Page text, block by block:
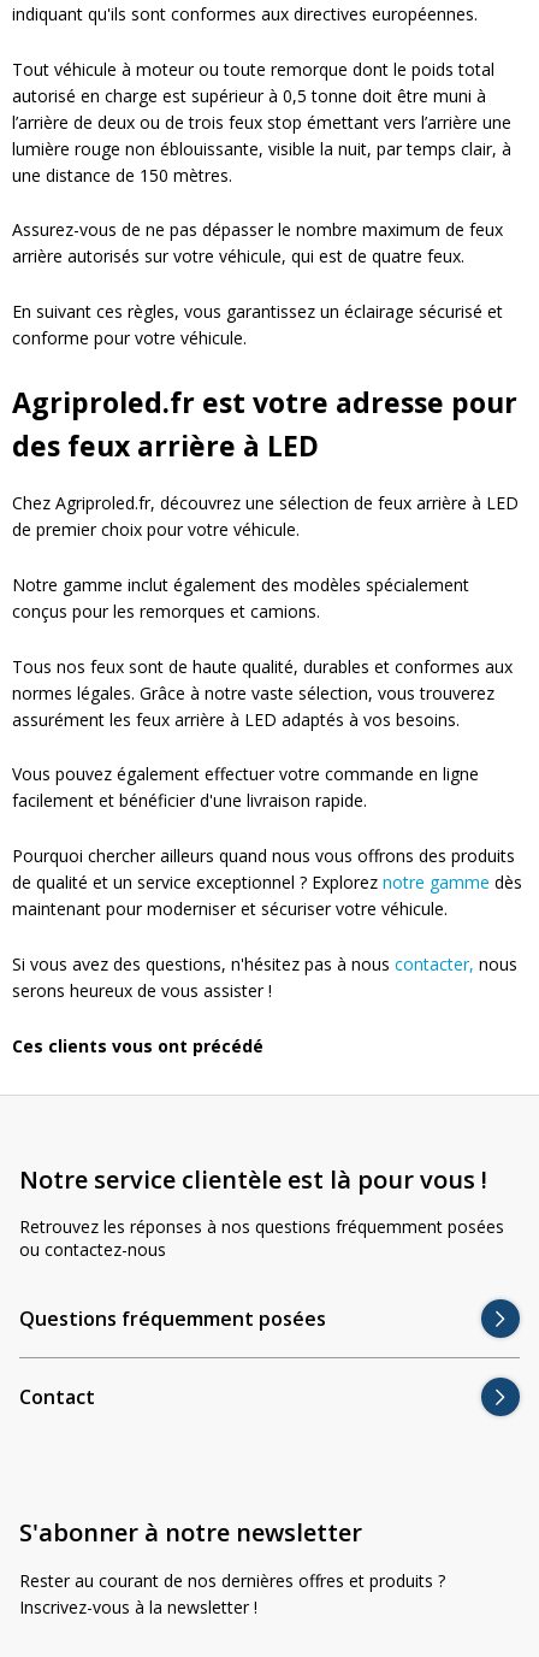
indiquant qu'ils sont conformes aux directives européennes.
Tout véhicule à moteur ou toute remorque dont le poids total
autorisé en charge est supérieur à 0,5 tonne doit être muni à
l’arrière de deux ou de trois feux stop émettant vers l’arrière une
lumière rouge non éblouissante, visible la nuit, par temps clair, à
une distance de 150 mètres.
Assurez-vous de ne pas dépasser le nombre maximum de feux
arrière autorisés sur votre véhicule, qui est de quatre feux.
En suivant ces règles, vous garantissez un éclairage sécurisé et
conforme pour votre véhicule.
Agriproled.fr est votre adresse pour
des feux arrière à LED
Chez Agriproled.fr, découvrez une sélection de feux arrière à LED
de premier choix pour votre véhicule.
Notre gamme inclut également des modèles spécialement
conçus pour les remorques et camions.
Tous nos feux sont de haute qualité, durables et conformes aux
normes légales. Grâce à notre vaste sélection, vous trouverez
assurément les feux arrière à LED adaptés à vos besoins.
Vous pouvez également effectuer votre commande en ligne
facilement et bénéficier d'une livraison rapide.
Pourquoi chercher ailleurs quand nous vous offrons des produits
de qualité et un service exceptionnel ? Explorez notre gamme dès
maintenant pour moderniser et sécuriser votre véhicule.
Si vous avez des questions, n'hésitez pas à nous contacter, nous
serons heureux de vous assister !
Ces clients vous ont précédé
Notre service clientèle est là pour vous !
Retrouvez les réponses à nos questions fréquemment posées
ou contactez-nous
Questions fréquemment posées
Contact
S'abonner à notre newsletter
Rester au courant de nos dernières offres et produits ?
Inscrivez-vous à la newsletter !